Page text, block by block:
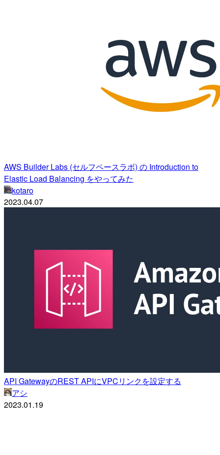
AWS Builder Labs (セルフペースラボ) の Introduction to
Elastic Load Balancing をやってみた
kotaro
2023.04.07
API GatewayのREST APIにVPCリンクを設定する
アシ
2023.01.19